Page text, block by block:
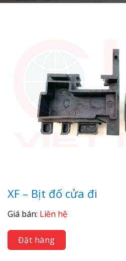
XF – Bịt đố cửa đi
Giá bán: Liên hệ
Đặt hàng